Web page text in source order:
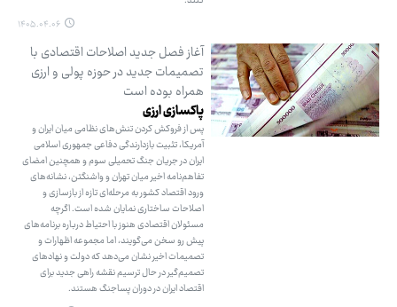
۱۴۰۵.۰۴.۰۶
آغاز فصل جدید اصلاحات اقتصادی با
تصمیمات جدید در حوزه پولی و ارزی
همراه بوده است
پاکسازی ارزی
پس از فروکش کردن تنش‌های نظامی میان ایران و
آمریکا، تثبیت بازدارندگی دفاعی جمهوری اسلامی
ایران در جریان جنگ تحمیلی سوم و همچنین امضای
تفاهم‌نامه اخیر میان تهران و واشنگتن، نشانه‌های
ورود اقتصاد کشور به مرحله‌ای تازه از بازسازی و
اصلاحات ساختاری نمایان شده است. اگرچه
مسئولان اقتصادی هنوز با احتیاط درباره برنامه‌های
پیش رو سخن می‌گویند، اما مجموعه اظهارات و
تصمیمات اخیر نشان می‌دهد که دولت و نهادهای
تصمیم‌گیر در حال ترسیم نقشه راهی جدید برای
اقتصاد ایران در دوران پساجنگ هستند.